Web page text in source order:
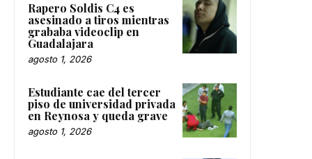
Rapero Soldis C4 es
asesinado a tiros mientras
grababa videoclip en
Guadalajara
agosto 1, 2026
Estudiante cae del tercer
piso de universidad privada
en Reynosa y queda grave
agosto 1, 2026